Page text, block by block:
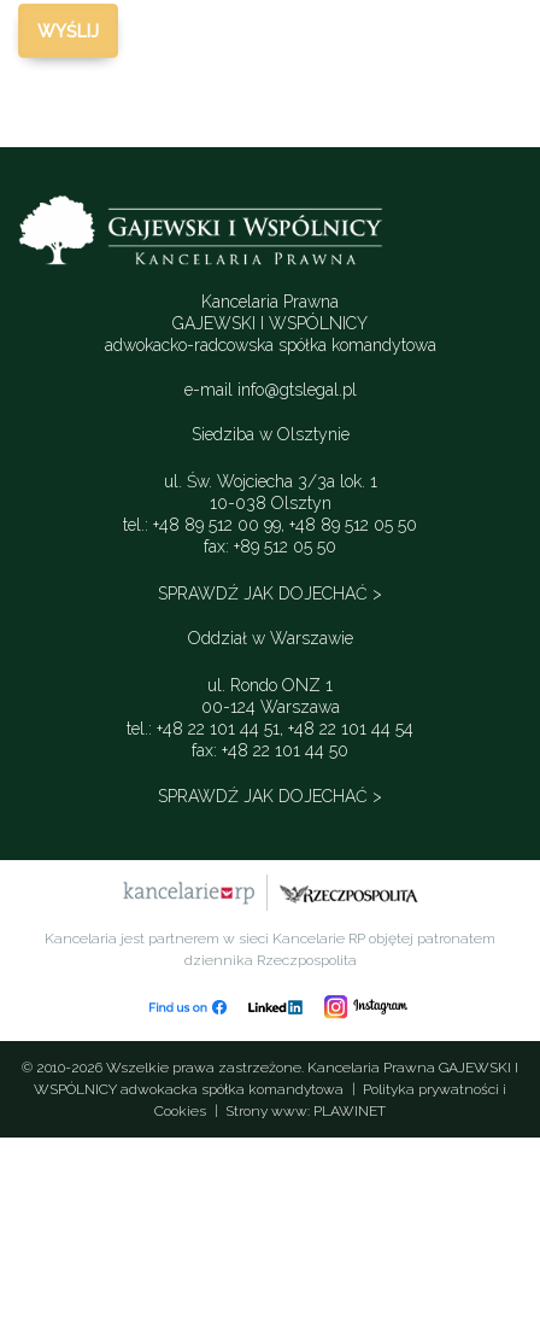
Kancelaria Prawna
GAJEWSKI I WSPÓLNICY
adwokacko-radcowska spółka komandytowa
e-mail info@gtslegal.pl
Siedziba w Olsztynie
ul. Św. Wojciecha 3/3a lok. 1
10-038 Olsztyn
tel.: +48 89 512 00 99, +48 89 512 05 50
fax: +89 512 05 50
SPRAWDŹ JAK DOJECHAĆ >
Oddział w Warszawie
ul. Rondo ONZ 1
00-124 Warszawa
tel.: +48 22 101 44 51, +48 22 101 44 54
fax: +48 22 101 44 50
SPRAWDŹ JAK DOJECHAĆ >
Kancelaria jest partnerem w sieci Kancelarie RP objętej patronatem
dziennika Rzeczpospolita
© 2010-2026 Wszelkie prawa zastrzeżone. Kancelaria Prawna GAJEWSKI I
WSPÓLNICY adwokacka spółka komandytowa
Polityka prywatności i
Cookies
Strony www: PLAWINET